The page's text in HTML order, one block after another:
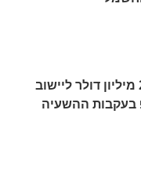
מטא תשלם 25 מיליון דולר ליישוב
ההשעיה